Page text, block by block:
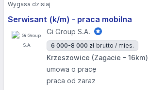
Serwisant (k/m) - praca mobilna
Gi Group S.A.
6 000-8 000 zł brutto / mies.
Krzeszowice (Zagacie - 16km)
umowa o pracę
praca od zaraz
Wygasa dzisiaj